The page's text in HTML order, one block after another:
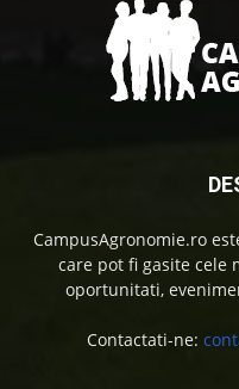
CampusAgronomie.ro
care pot fi gasite cele
oportunitati,
Contactati-ne: